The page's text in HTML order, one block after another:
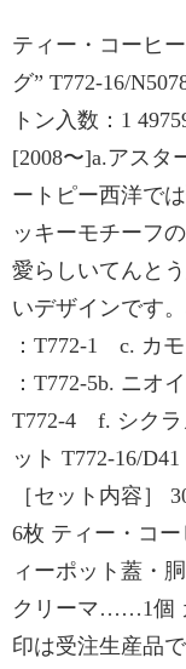
ティー・コーヒ
グ” T772-16/
トン入数：1
[2008〜]a.アスタ
ートピー西洋で
ッキーモチーフ
愛らしいてんと
いデザインです
：T772-1 c. カ
：T772-5b. ニオ
T772-4 f. シクラ
ット T772-16/D41
［セット内容］
6枚 ティー・コ
ィーポット蓋・
クリーマ……1個
印は受注生産品